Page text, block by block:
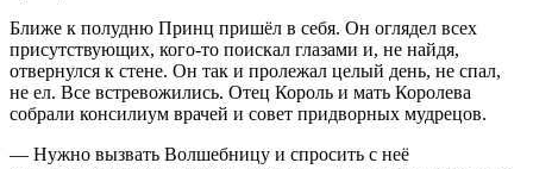
Ближе к полудню Принц пришёл в себя. Он оглядел всех
присутствующих, кого-то поискал глазами и, не найдя,
отвернулся к стене. Он так и пролежал целый день, не спал,
не ел. Все встревожились. Отец Король и мать Королева
собрали консилиум врачей и совет придворных мудрецов.
— Нужно вызвать Волшебницу и спросить с неё